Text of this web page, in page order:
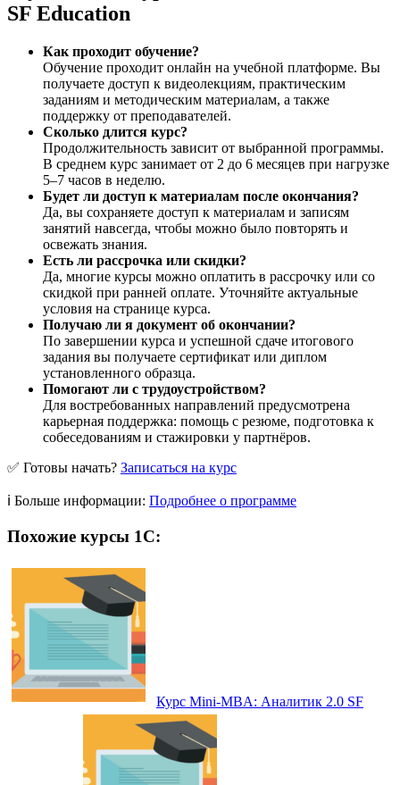
SF Education
Как проходит обучение?
Обучение проходит онлайн на учебной платформе. Вы
получаете доступ к видеолекциям, практическим
заданиям и методическим материалам, а также
поддержку от преподавателей.
Сколько длится курс?
Продолжительность зависит от выбранной программы.
В среднем курс занимает от 2 до 6 месяцев при нагрузке
5–7 часов в неделю.
Будет ли доступ к материалам после окончания?
Да, вы сохраняете доступ к материалам и записям
занятий навсегда, чтобы можно было повторять и
освежать знания.
Есть ли рассрочка или скидки?
Да, многие курсы можно оплатить в рассрочку или со
скидкой при ранней оплате. Уточняйте актуальные
условия на странице курса.
Получаю ли я документ об окончании?
По завершении курса и успешной сдаче итогового
задания вы получаете сертификат или диплом
установленного образца.
Помогают ли с трудоустройством?
Для востребованных направлений предусмотрена
карьерная поддержка: помощь с резюме, подготовка к
собеседованиям и стажировки у партнёров.
✅ Готовы начать? Записаться на курс
ℹ️ Больше информации: Подробнее о программе
Похожие курсы 1С:
Курс Mini-MBA: Аналитик 2.0 SF